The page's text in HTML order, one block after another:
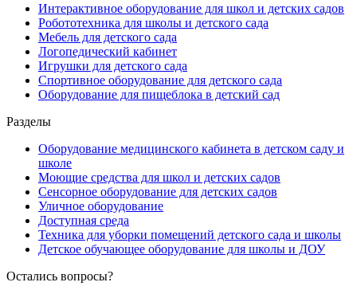
Интерактивное оборудование для школ и детских садов
Робототехника для школы и детского сада
Мебель для детского сада
Логопедический кабинет
Игрушки для детского сада
Спортивное оборудование для детского сада
Оборудование для пищеблока в детский сад
Разделы
Оборудование медицинского кабинета в детском саду и
школе
Моющие средства для школ и детских садов
Сенсорное оборудование для детских садов
Уличное оборудование
Доступная среда
Техника для уборки помещений детского сада и школы
Детское обучающее оборудование для школы и ДОУ
Остались вопросы?